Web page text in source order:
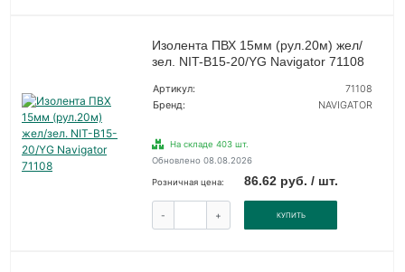
Изолента ПВХ 15мм (рул.20м) жел/
зел. NIT-B15-20/YG Navigator 71108
Артикул:
71108
Бренд:
NAVIGATOR
На складе 403 шт.
Обновлено 08.08.2026
Розничная цена: 86.62 руб. / шт.
- + КУПИТЬ